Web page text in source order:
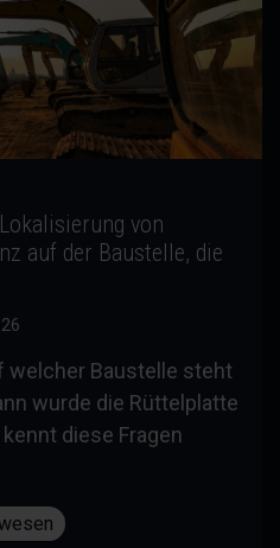
von
auf der Baustelle, die
welcher Baustelle steht
wurde die Rüttelplatte
diese Fragen